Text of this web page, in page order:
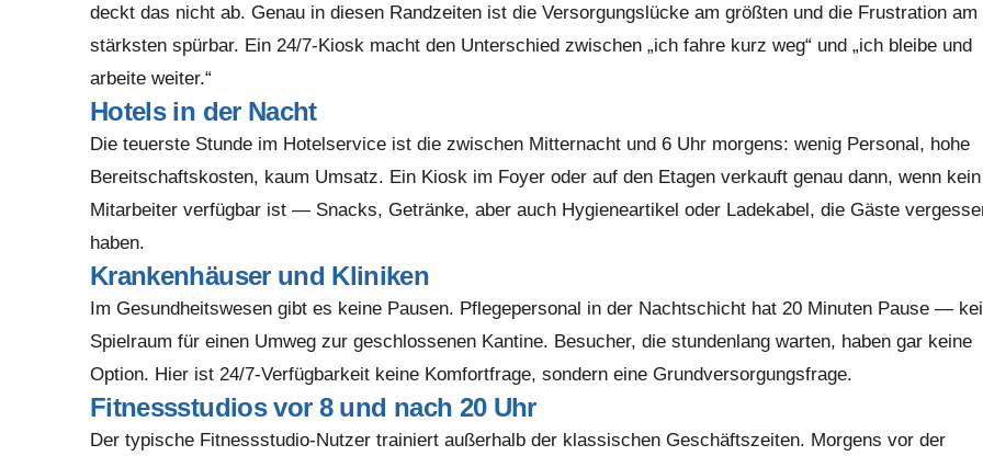
deckt das nicht ab. Genau in diesen Randzeiten ist die Versorgungslücke am größten und die Frustration am
stärksten spürbar. Ein 24/7-Kiosk macht den Unterschied zwischen „ich fahre kurz weg“ und „ich bleibe und
arbeite weiter.“
Hotels in der Nacht
Die teuerste Stunde im Hotelservice ist die zwischen Mitternacht und 6 Uhr morgens: wenig Personal, hohe
Bereitschaftskosten, kaum Umsatz. Ein Kiosk im Foyer oder auf den Etagen verkauft genau dann, wenn kein
Mitarbeiter verfügbar ist — Snacks, Getränke, aber auch Hygieneartikel oder Ladekabel, die Gäste
haben.
Krankenhäuser und Kliniken
Im Gesundheitswesen gibt es keine Pausen. Pflegepersonal in der Nachtschicht hat 20 Minuten Pause —
Spielraum für einen Umweg zur geschlossenen Kantine. Besucher, die stundenlang warten, haben gar keine
Option. Hier ist 24/7-Verfügbarkeit keine Komfortfrage, sondern eine Grundversorgungsfrage.
Fitnessstudios vor 8 und nach 20 Uhr
Der typische Fitnessstudio-Nutzer trainiert außerhalb der klassischen Geschäftszeiten. Morgens vor der